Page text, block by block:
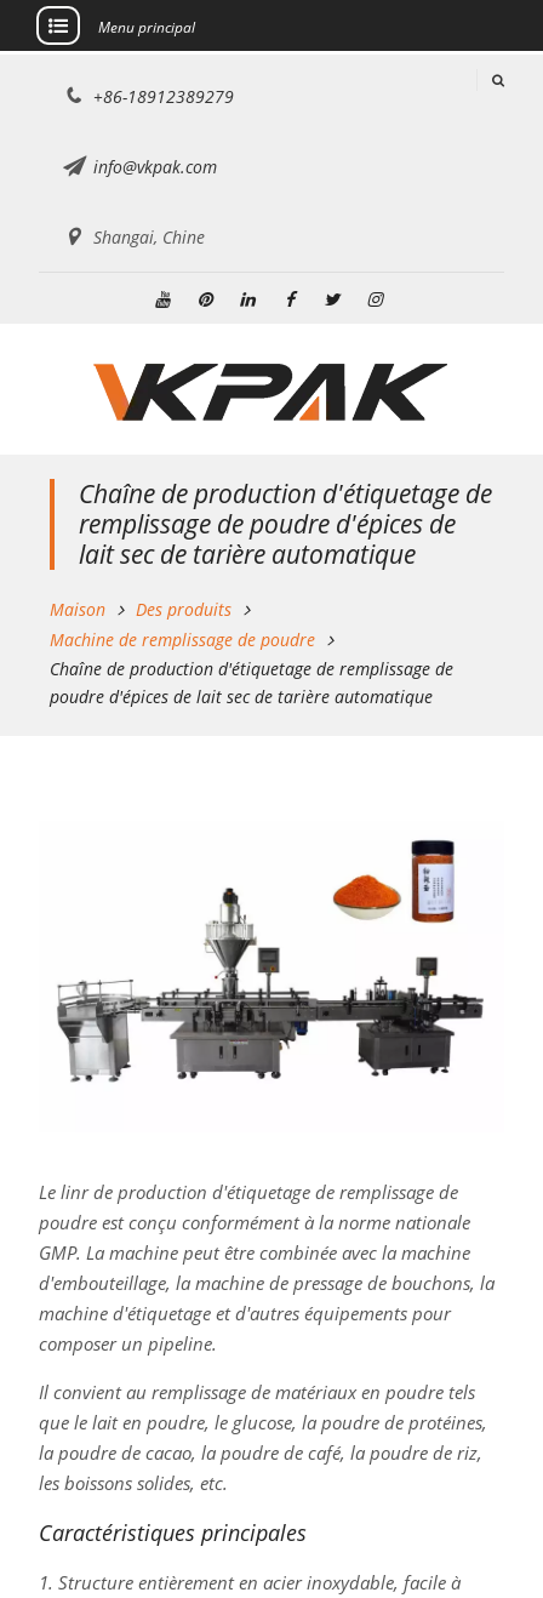
Menu principal
+86-18912389279
info@vkpak.com
Shangai, Chine
Chaîne de production d'étiquetage de
remplissage de poudre d'épices de
lait sec de tarière automatique
Maison
Des produits
Machine de remplissage de poudre
Chaîne de production d'étiquetage de remplissage de
poudre d'épices de lait sec de tarière automatique
Le linr de production d'étiquetage de remplissage de
poudre est conçu conformément à la norme nationale
GMP. La machine peut être combinée avec la machine
d'embouteillage, la machine de pressage de bouchons, la
machine d'étiquetage et d'autres équipements pour
composer un pipeline.
Il convient au remplissage de matériaux en poudre tels
que le lait en poudre, le glucose, la poudre de protéines,
la poudre de cacao, la poudre de café, la poudre de riz,
les boissons solides, etc.
Caractéristiques principales
1. Structure entièrement en acier inoxydable, facile à